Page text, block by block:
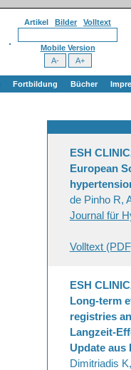
Artikel Bilder Volltext
Mobile Version
Fortbildung Bücher
ESH
European
de Pinho R,
Journal für
Volltext
ESH
Long-term
registries
Langzeit-
Update aus
Dimitriadis